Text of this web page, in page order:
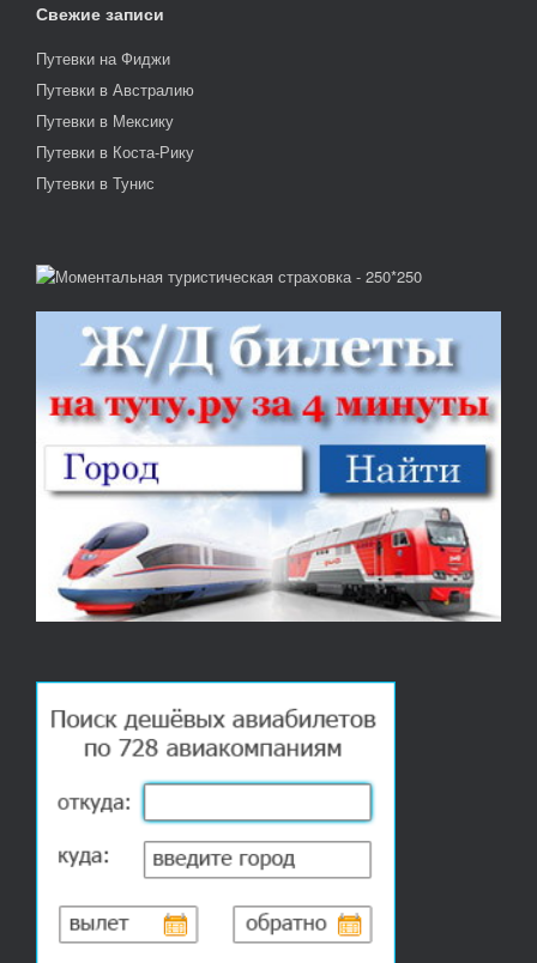
Свежие записи
Путевки на Фиджи
Путевки в Австралию
Путевки в Мексику
Путевки в Коста-Рику
Путевки в Тунис